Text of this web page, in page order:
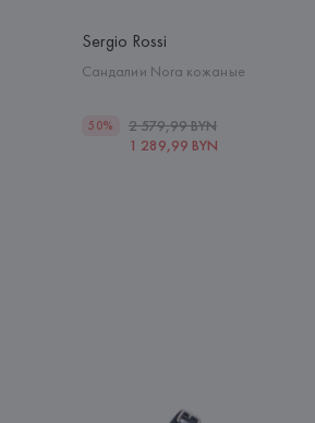
Sergio Rossi
Сандалии Nora кожаные
50%
2 579,99 BYN
1 289,99 BYN